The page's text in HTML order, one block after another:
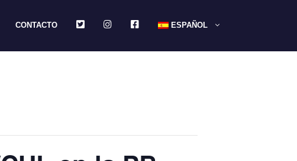
CONTACTO TWITTERINSTAGRAMFACEBOOKESPAÑOL